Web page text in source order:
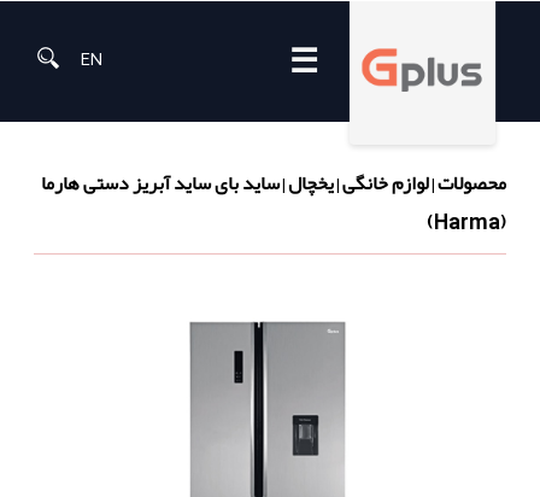
☰
EN
محصولات|لوازم خانگی|یخچال|ساید بای ساید آبریز دستی هارما
(Harma)